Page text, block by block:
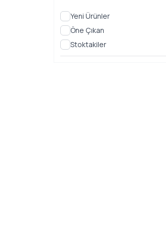
Yeni Ürünler
Öne Çıkan
Stoktakiler